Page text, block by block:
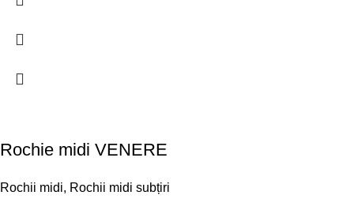
Rochie midi VENERE
Rochii midi, Rochii midi subțiri